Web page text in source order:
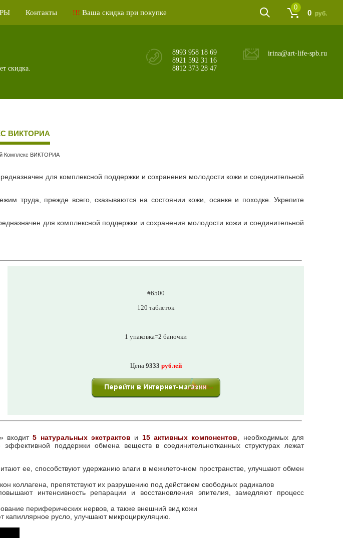
Контакты !!! Ваша скидка при покупке 0 руб.
0
скидка.
8993 958 18 69
8921 592 31 16
8812 373 28 47
irina@art-life-spb.ru
ВИКТОРИА
Комплекс ВИКТОРИА
для комплексной поддержки и сохранения молодости кожи и соединительной
труда, прежде всего, сказываются на состоянии кожи, осанке и походке. Укрепите
для комплексной поддержки и сохранения молодости кожи и соединительной
#6500
120 таблеток
1 упаковка=2 баночки
Цена 9333 рублей
входит5 натуральных экстрактов и 15 активных компонентов , необходимых для
поддержки обмена веществ в соединительнотканных структурах лежат
ее, способствуют удержанию влаги в межклеточном пространстве, улучшают обмен
коллагена, препятствуют их разрушению под действием свободных радикалов
интенсивность репарации и восстановления эпителия, замедляют процесс
периферических нервов, а также внешний вид кожи
капиллярное русло, улучшают микроциркуляцию.